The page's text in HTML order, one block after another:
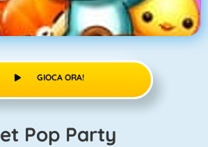
GIOCA ORA!
Pet Pop Party